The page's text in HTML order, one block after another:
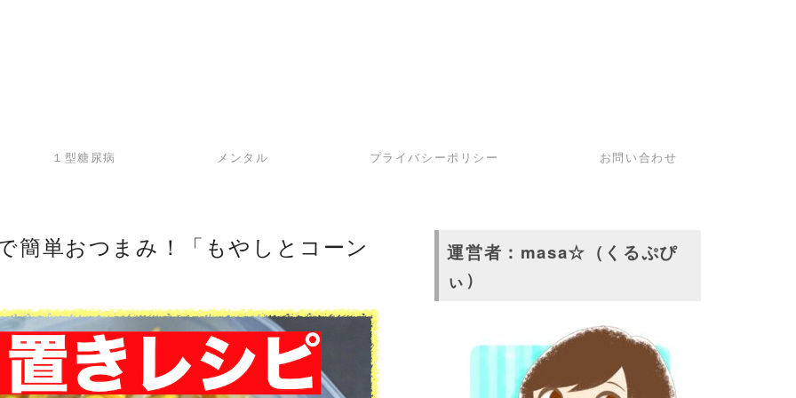
１型糖尿病 メンタル プライバシーポリシー お問い合わせ
簡単おつまみ！「もやしとコーン
運営者：masa☆（くるぷぴ
ぃ）